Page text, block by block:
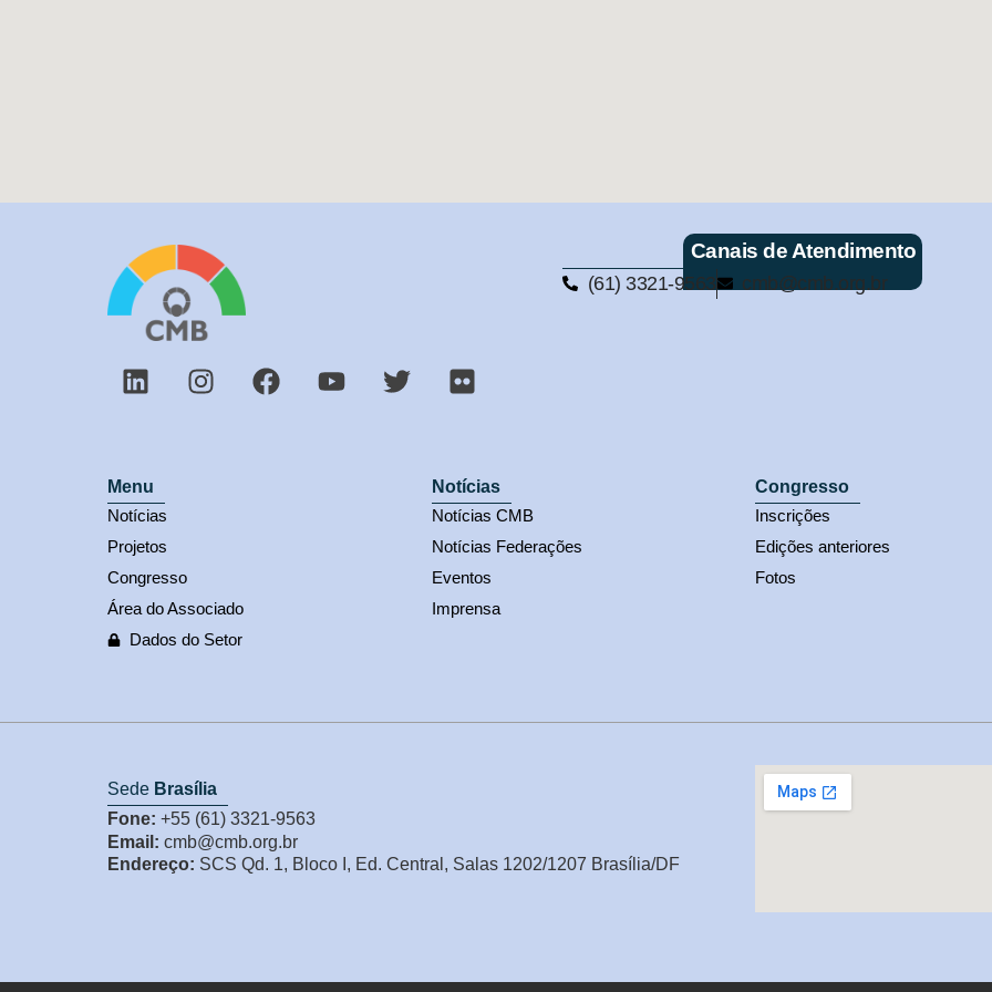
Canais de Atendimento
(61) 3321-9563 cmb@cmb.org.br
Menu
Notícias
Projetos
Congresso
Área do Associado
Dados do Setor
Notícias
Notícias CMB
Notícias Federações
Eventos
Imprensa
Congresso
Inscrições
Edições anteriores
Fotos
Sede Brasília
Fone: +55 (61) 3321-9563
Email: cmb@cmb.org.br
Endereço: SCS Qd. 1, Bloco I, Ed. Central, Salas 1202/1207 Brasília/DF